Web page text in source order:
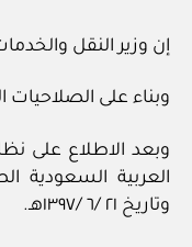
إن وزير النقل
وبناء على الصلاحيات
وبعد الاطلاع على
وتاريخ ٢١ /٦ /١٣٩٧هـ.